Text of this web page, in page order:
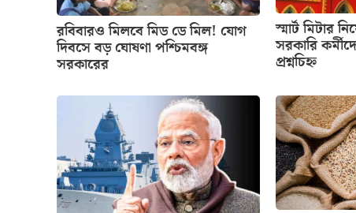
রবিবারও মিলবে মিড ডে মিল! যোগ
দিবসে বড় ঘোষণা পশ্চিমবঙ্গ
সরকারের
স্মার্ট মিটার
সরকারি
প্রশ্নচিহ্ন